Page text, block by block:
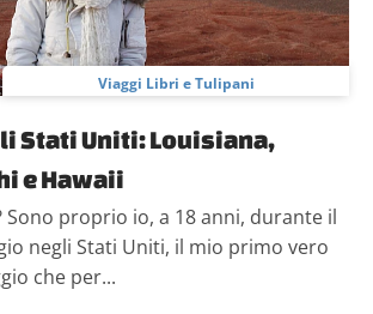
Viaggi Libri e Tulipani
Stati Uniti: Louisiana,
e Hawaii
Sono proprio io, a 18 anni, durante il
negli Stati Uniti, il mio primo vero
che per...